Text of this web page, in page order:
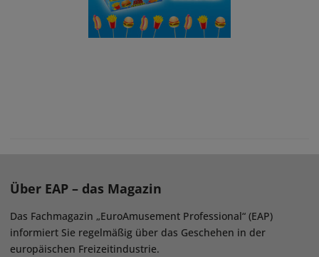
Über EAP – das Magazin
Das Fachmagazin „EuroAmusement Professional“ (EAP)
informiert Sie regelmäßig über das Geschehen in der
europäischen Freizeitindustrie.